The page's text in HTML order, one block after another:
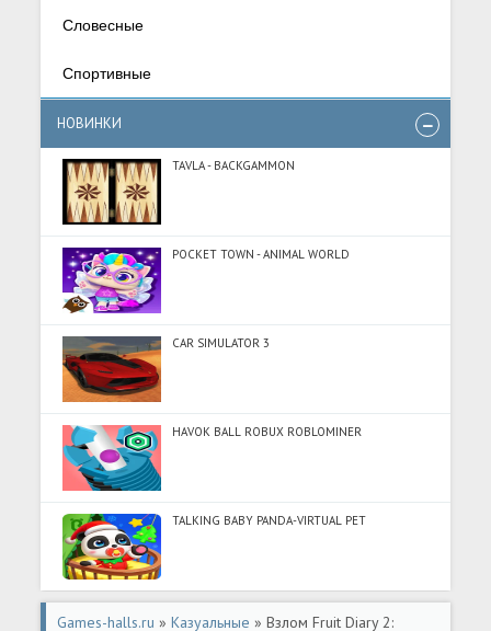
Словесные
Спортивные
НОВИНКИ
TAVLA - BACKGAMMON
POCKET TOWN - ANIMAL WORLD
CAR SIMULATOR 3
HAVOK BALL ROBUX ROBLOMINER
TALKING BABY PANDA-VIRTUAL PET
Games-halls.ru »Казуальные » Взлом Fruit Diary 2: